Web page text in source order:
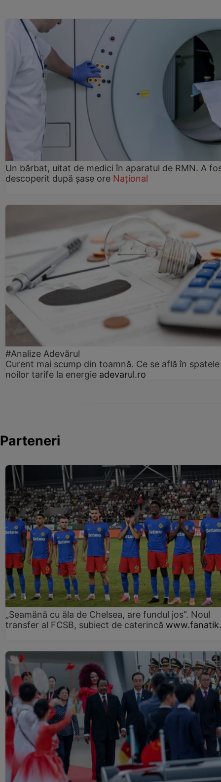
Un bărbat, uitat de medici în aparatul de RMN. A
descoperit după șase ore Național
#Analize Adevărul
Curent mai scump din toamnă. Ce se află în spatele
noilor tarife la energie adevarul.ro
Parteneri
„Seamănă cu ăla de Chelsea, are fundul jos”. Noul
transfer al FCSB, subiect de caterincă